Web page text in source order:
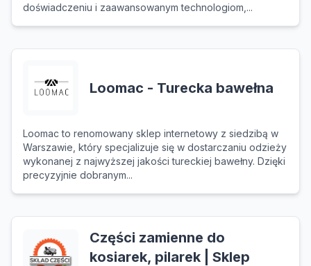
doświadczeniu i zaawansowanym technologiom,...
Loomac - Turecka bawełna
Loomac to renomowany sklep internetowy z siedzibą w
Warszawie, który specjalizuje się w dostarczaniu odzieży
wykonanej z najwyższej jakości tureckiej bawełny. Dzięki
precyzyjnie dobranym...
Części zamienne do
kosiarek, pilarek | Sklep